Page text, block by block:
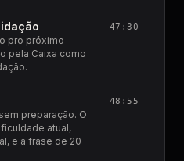
pro próximo
pela Caixa como
47:30
preparação. O
atual,
e a frase de 20
48:55